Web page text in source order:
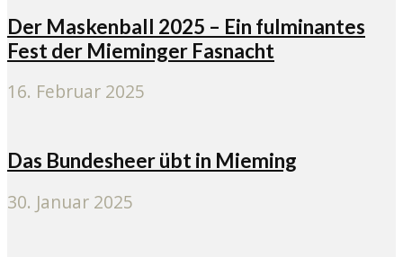
Der Maskenball 2025 – Ein fulminantes
Fest der Mieminger Fasnacht
16. Februar 2025
Das Bundesheer übt in Mieming
30. Januar 2025